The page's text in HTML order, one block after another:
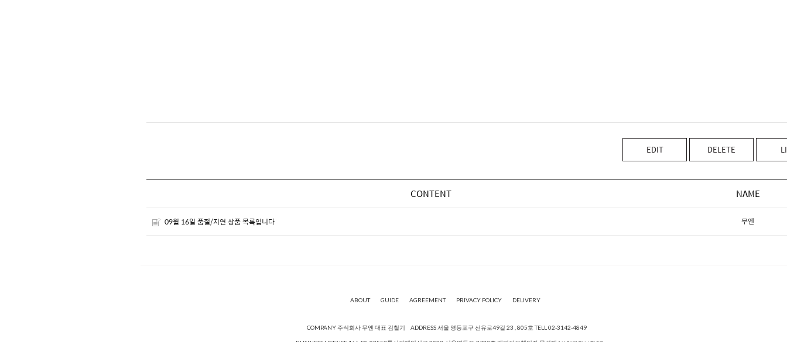
EDIT DELETE
CONTENT NAME
09월 16일 품절/지연 상품 목록입니다 무엔
ABOUT GUIDE AGREEMENT PRIVACY POLICY DELIVERY
COMPANY 주식회사 무엔 대표 김철기 ADDRESS 서울 영등포구 선유로49길 23 , 805호TELL 02-3142-4849